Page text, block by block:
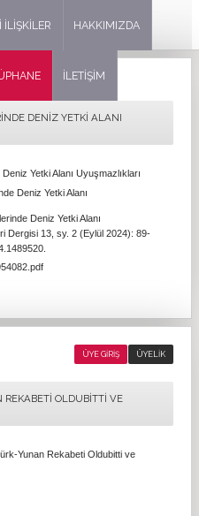
İLİŞKİLER HAKKIMIZDA
İLETİŞİM
DENIZ YETKI ALANI
Yetki Alanı Uyuşmazlıkları
Deniz Yetki Alanı
Dergisi 13, sy. 2 (Eylül 2024): 89-
ÜYELIK
ÜYE GIRIŞ
REKABETI OLDUBITTI VE
Yunan Rekabeti Oldubitti ve